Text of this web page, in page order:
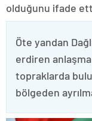
olduğunu ifade
Öte yandan
erdiren
topraklarda
bölgeden